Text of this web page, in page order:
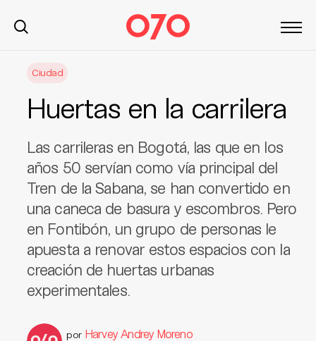
Ciudad
Huertas en la carrilera
Las carrileras en Bogotá, las que en los
años 50 servían como vía principal del
Tren de la Sabana, se han convertido en
una caneca de basura y escombros. Pero
en Fontibón, un grupo de personas le
apuesta a renovar estos espacios con la
creación de huertas urbanas
experimentales.
por Harvey Andrey Moreno